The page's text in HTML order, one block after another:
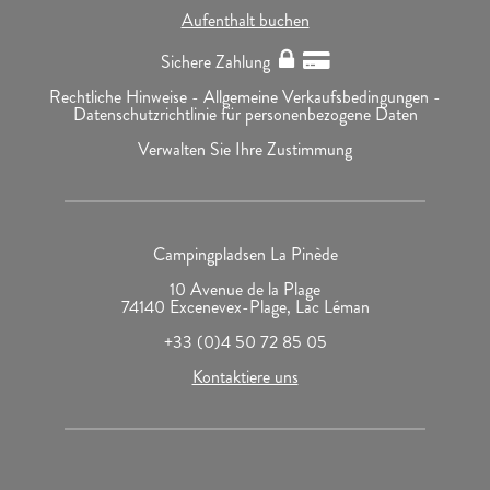
Aufenthalt buchen
Sichere Zahlung
Rechtliche Hinweise - Allgemeine Verkaufsbedingungen -
Datenschutzrichtlinie für personenbezogene Daten
Verwalten Sie Ihre Zustimmung
Campingpladsen La Pinède
10 Avenue de la Plage
74140 Excenevex-Plage, Lac Léman
+33 (0)4 50 72 85 05
Kontaktiere uns